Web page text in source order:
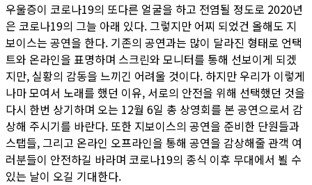
우울증이 코로나19의 또다른 얼굴을 하고 전염될 정도로 2020년
은 코로나19의 그늘 아래 있다. 그렇지만 어찌 되었건 올해도 지
보이스는 공연을 한다. 기존의 공연과는 많이 달라진 형태로 언택
트와 온라인을 표명하며 스크린와 모니터를 통해 선보이게 되겠
지만, 실황의 감동을 느끼긴 어려울 것이다. 하지만 우리가 이렇게
나마 모여서 노래를 했던 이유, 서로의 안전을 위해 선택했던 것을
다시 한번 상기하며 오는 12월 6일 총 상영회를 본 공연으로서 감
상해 주시기를 바란다. 또한 지보이스의 공연을 준비한 단원들과
스탭들, 그리고 온라인 오프라인을 통해 공연을 감상해줄 관객 여
러분들이 안전하길 바라며 코로나19의 종식 이후 무대에서 뵐 수
있는 날이 오길 기대한다.